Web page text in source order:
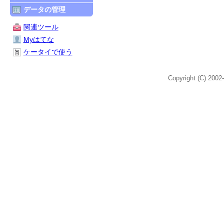
データの管理
関連ツール
Myはてな
ケータイで使う
Copyright (C)